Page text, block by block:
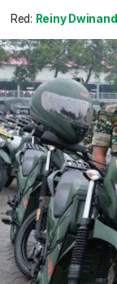
Red: Reiny